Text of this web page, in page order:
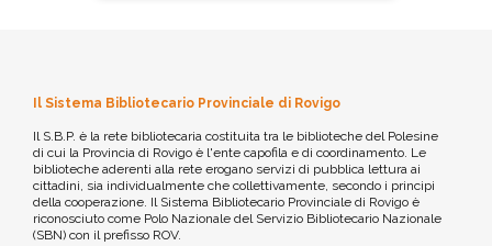
Il Sistema Bibliotecario Provinciale di Rovigo
Il S.B.P. è la rete bibliotecaria costituita tra le biblioteche del Polesine
di cui la Provincia di Rovigo è l'ente capofila e di coordinamento. Le
biblioteche aderenti alla rete erogano servizi di pubblica lettura ai
cittadini, sia individualmente che collettivamente, secondo i principi
della cooperazione. Il Sistema Bibliotecario Provinciale di Rovigo è
riconosciuto come Polo Nazionale del Servizio Bibliotecario Nazionale
(SBN) con il prefisso ROV.